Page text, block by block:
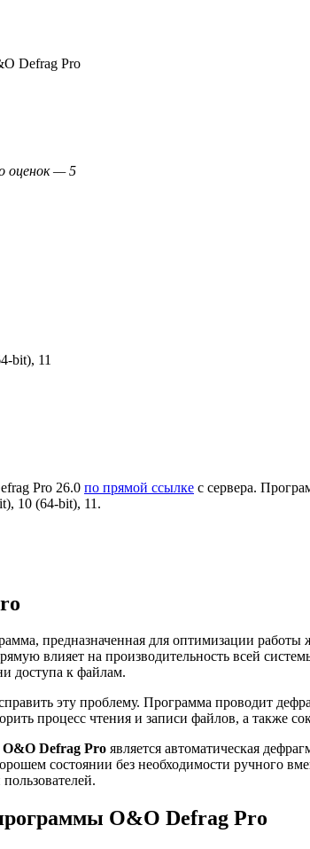
Defrag Pro
оценок — 5
bit), 11
Pro 26.0 по прямой ссылке с сервера.
10 (64-bit), 11.
предназначенная для оптимизации
влияет на производительность всей
доступа к файлам.
эту проблему. Программа проводит
процесс чтения и записи файлов, а также
O&O Defrag Pro является автоматическая
состоянии без необходимости ручного
O&O Defrag Pro